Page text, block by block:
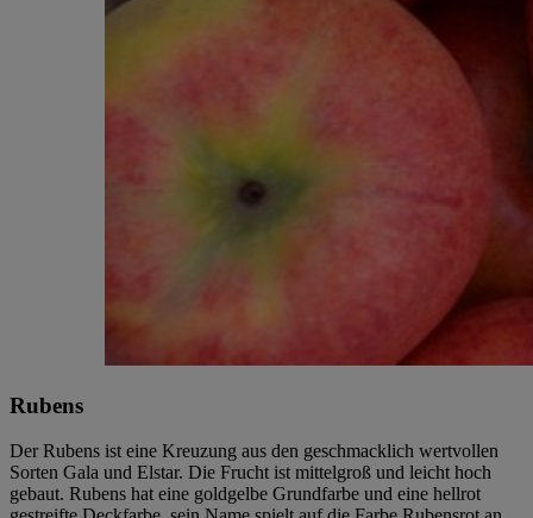
Rubens
Der Rubens ist eine Kreuzung aus den geschmacklich wertvollen
Sorten Gala und Elstar. Die Frucht ist mittelgroß und leicht hoch
gebaut. Rubens hat eine goldgelbe Grundfarbe und eine hellrot